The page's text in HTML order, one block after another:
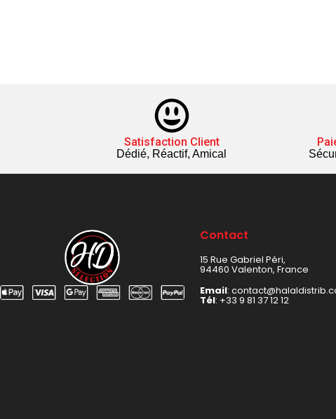
Satisfaction Client
Dédié, Réactif, Amical
Contact
15 Rue Gabriel Péri,
94460 Valenton, France
Email:
Tél: +33 9 81 37 12 12